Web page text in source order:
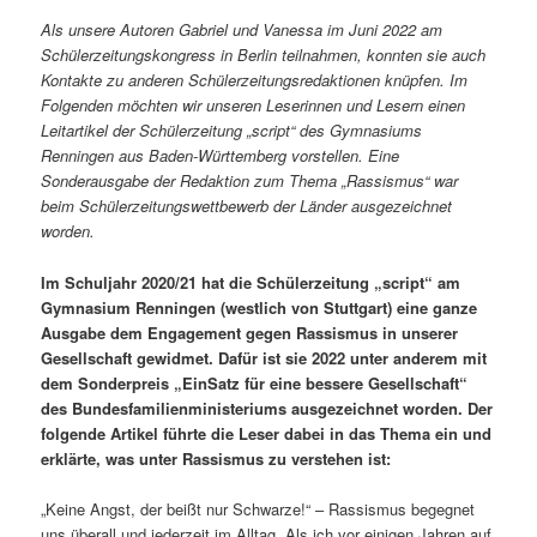
Als unsere Autoren Gabriel und Vanessa im Juni 2022 am
Schülerzeitungskongress in Berlin teilnahmen, konnten sie auch
Kontakte zu anderen Schülerzeitungsredaktionen knüpfen. Im
Folgenden möchten wir unseren Leserinnen und Lesern einen
Leitartikel der Schülerzeitung „script“ des Gymnasiums
Renningen aus Baden-Württemberg vorstellen. Eine
Sonderausgabe der Redaktion zum Thema „Rassismus“ war
beim Schülerzeitungswettbewerb der Länder ausgezeichnet
worden.
Im Schuljahr 2020/21 hat die Schülerzeitung „script“ am
Gymnasium Renningen (westlich von Stuttgart) eine ganze
Ausgabe dem Engagement gegen Rassismus in unserer
Gesellschaft gewidmet. Dafür ist sie 2022 unter anderem mit
dem Sonderpreis „EinSatz für eine bessere Gesellschaft“
des Bundesfamilienministeriums ausgezeichnet worden. Der
folgende Artikel führte die Leser dabei in das Thema ein und
erklärte, was unter Rassismus zu verstehen ist:
„Keine Angst, der beißt nur Schwarze!“ – Rassismus begegnet